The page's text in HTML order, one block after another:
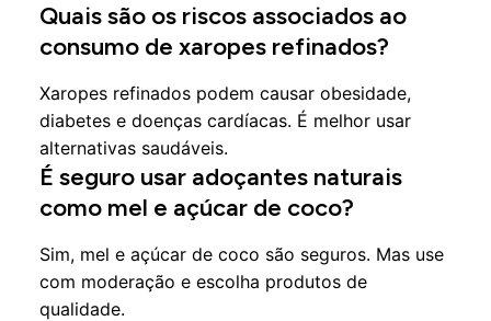
Quais são os riscos associados ao
consumo de xaropes refinados?
Xaropes refinados podem causar obesidade,
diabetes e doenças cardíacas. É melhor usar
alternativas saudáveis.
É seguro usar adoçantes naturais
como mel e açúcar de coco?
Sim, mel e açúcar de coco são seguros. Mas use
com moderação e escolha produtos de
qualidade.